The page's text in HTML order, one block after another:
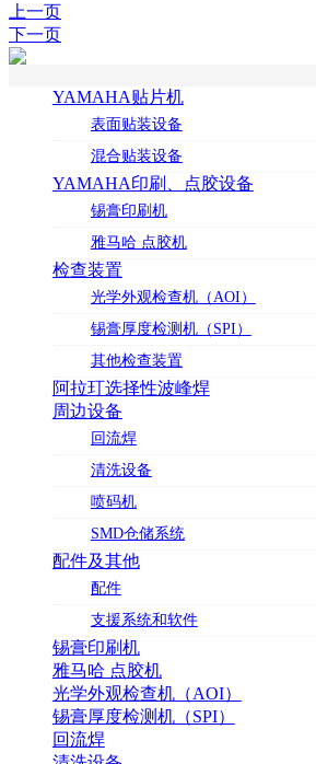
上一页
下一页
YAMAHA贴片机
表面贴装设备
混合贴装设备
YAMAHA印刷、点胶设备
锡膏印刷机
雅马哈 点胶机
检查装置
光学外观检查机（AOI）
锡膏厚度检测机（SPI）
其他检查装置
阿拉玎选择性波峰焊
周边设备
回流焊
清洗设备
喷码机
SMD仓储系统
配件及其他
配件
支援系统和软件
锡膏印刷机
雅马哈 点胶机
光学外观检查机（AOI）
锡膏厚度检测机（SPI）
回流焊